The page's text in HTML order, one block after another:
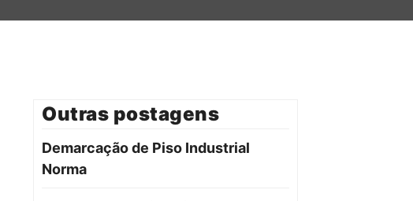
Outras postagens
Demarcação de Piso Industrial
Norma